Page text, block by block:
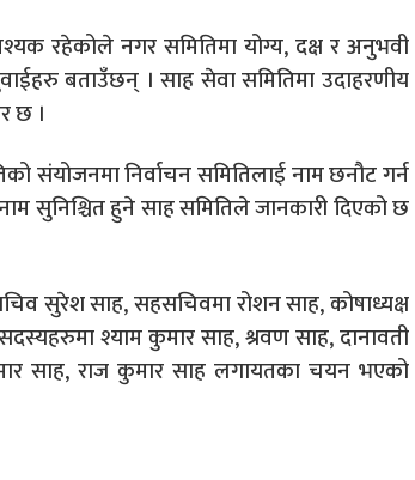
रहेकोले नगर समितिमा योग्य, दक्ष र अनुभवी
बताउँछन् । साह सेवा समितिमा उदाहरणीय
छ ।
संयोजनमा निर्वाचन समितिलाई नाम छनौट गर्न
सुनिश्चित हुने साह समितिले जानकारी दिएको छ
सुरेश साह, सहसचिवमा रोशन साह, कोषाध्यक्ष
श्याम कुमार साह, श्रवण साह, दानावती
साह, राज कुमार साह लगायतका चयन भएको